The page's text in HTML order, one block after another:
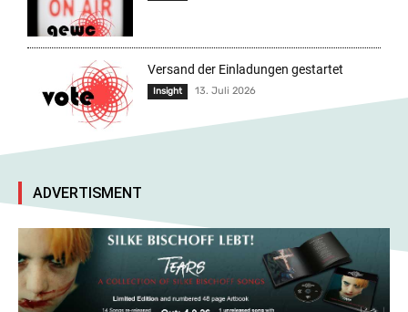
Versand der Einladungen gestartet
Insight 13. Juli 2026
ADVERTISMENT